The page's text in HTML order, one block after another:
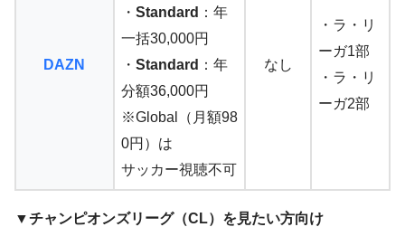
DAZN
・ Standard ：年
一括30,000円
・ Standard ：年
分額36,000円
※Global（月額98
0円）は
サッカー視聴不可
なし
・ラ・リ
ーガ1部
・ラ・リ
ーガ2部
▼チャンピオンズリーグ（CL）を見たい方向け